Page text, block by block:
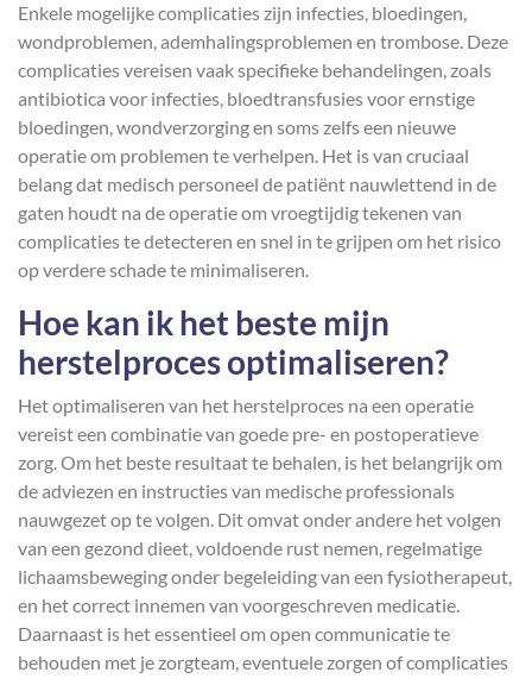
Enkele mogelijke complicaties zijn infecties, bloedingen,
wondproblemen, ademhalingsproblemen en trombose. Deze
complicaties vereisen vaak specifieke behandelingen, zoals
antibiotica voor infecties, bloedtransfusies voor ernstige
bloedingen, wondverzorging en soms zelfs een nieuwe
operatie om problemen te verhelpen. Het is van cruciaal
belang dat medisch personeel de patiënt nauwlettend in de
gaten houdt na de operatie om vroegtijdig tekenen van
complicaties te detecteren en snel in te grijpen om het risico
op verdere schade te minimaliseren.
Hoe kan ik het beste mijn
herstelproces optimaliseren?
Het optimaliseren van het herstelproces na een operatie
vereist een combinatie van goede pre- en postoperatieve
zorg. Om het beste resultaat te behalen, is het belangrijk om
de adviezen en instructies van medische professionals
nauwgezet op te volgen. Dit omvat onder andere het volgen
van een gezond dieet, voldoende rust nemen, regelmatige
lichaamsbeweging onder begeleiding van een fysiotherapeut,
en het correct innemen van voorgeschreven medicatie.
Daarnaast is het essentieel om open communicatie te
behouden met je zorgteam, eventuele zorgen of complicaties